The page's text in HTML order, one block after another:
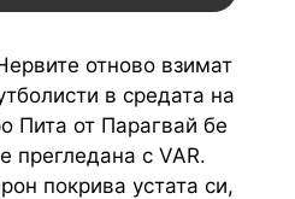
отново взимат
в средата на
Пита от Парагвай бе
прегледана с VAR.
покрива устата си,